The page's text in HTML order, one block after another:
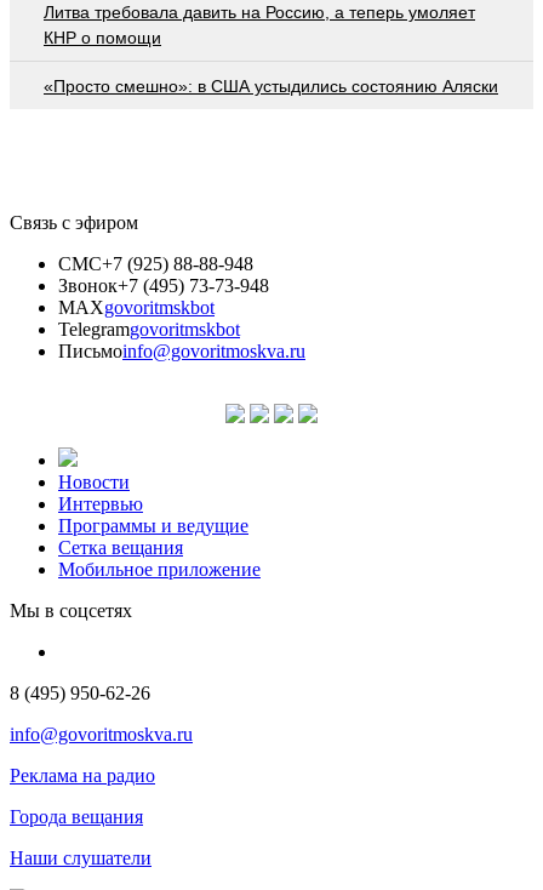
Литва требовала давить на Россию, а теперь умоляет
КНР о помощи
«Просто смешно»: в США устыдились состоянию Аляски
Связь с эфиром
СМС+7 (925) 88-88-948
Звонок+7 (495) 73-73-948
MAXgovoritmskbot
Telegramgovoritmskbot
Письмоinfo@govoritmoskva.ru
Новости
Интервью
Программы и ведущие
Сетка вещания
Мобильное приложение
Мы в соцсетях
8 (495) 950-62-26
info@govoritmoskva.ru
Реклама на радио
Города вещания
Наши слушатели